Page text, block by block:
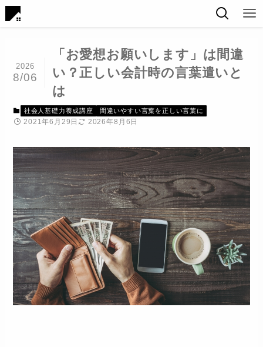
「お愛想お願いします」は間違
い？正しい会計時の言葉遣いと
は
2026
8/06
社会人基礎力養成講座 間違いやすい言葉を正しい言葉に
2021年6月29日 2026年8月6日